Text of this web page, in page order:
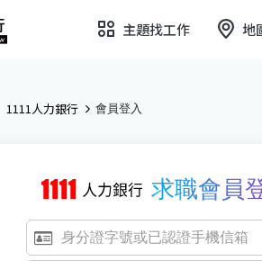
主題找工作 地
1111人力銀行 會員登入
求職會員